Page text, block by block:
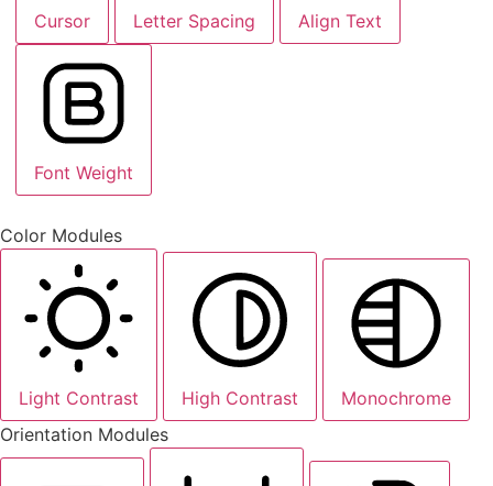
Cursor Letter Spacing Align Text
Font Weight
Color Modules
Light Contrast High Contrast
Monochrome
Orientation Modules